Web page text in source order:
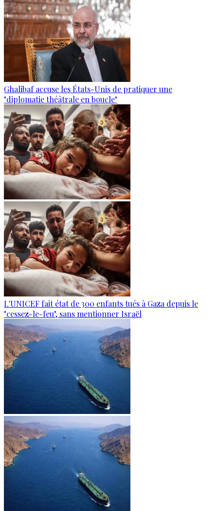
Ghalibaf accuse les États-Unis de pratiquer une
"diplomatie théâtrale en boucle"
L'UNICEF fait état de 300 enfants tués à Gaza depuis le
"cessez-le-feu", sans mentionner Israël